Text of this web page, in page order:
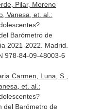
Pilar, Moreno
Vanesa, et. al.:
Barómetro de
2021-2022. Madrid.
978-84-09-48003-6
Carmen, Luna, S.,
et. al.:
del Barómetro de